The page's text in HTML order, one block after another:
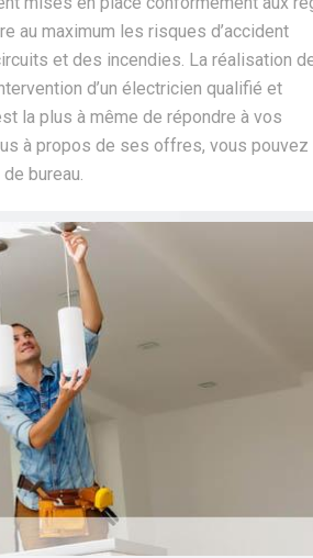
au maximum les risques d’accident
et des incendies. La réalisation
d’un électricien qualifié et
la plus à même de répondre à vos
à propos de ses offres, vous pouvez
bureau.